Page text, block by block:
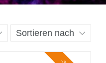
Sortieren nach